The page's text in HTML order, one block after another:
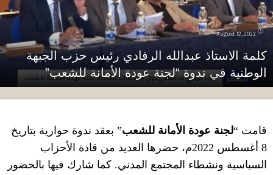
August 12, 2022
كلمة الاستاذ عبدالله الرفادي رئيس حزب الجبهة
الوطنية في ندوة “لجنة عودة الأمانة للشعب”
قامت “لجنة عودة الأمانة للشعب” بعقد ندوة حوارية بتاريخ
8 أغسطس 2022م، حضرها العديد من قادة الأحزاب
السياسية ونشطاء المجتمع المدني. كما شارك فيها بالحضور